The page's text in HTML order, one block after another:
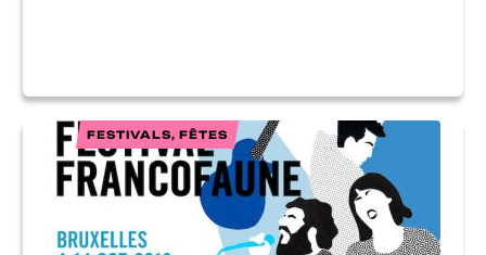
FESTIVALS, FÊTES